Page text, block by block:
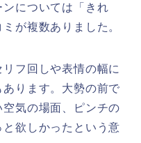
については「きれ
が複数ありました。
フ回しや表情の幅に
ります。大勢の前で
気の場面、ピンチの
欲しかったという意